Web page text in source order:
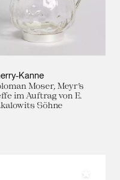
Kanne
Moser, Meyr’s
im Auftrag von E.
Söhne
Meiner